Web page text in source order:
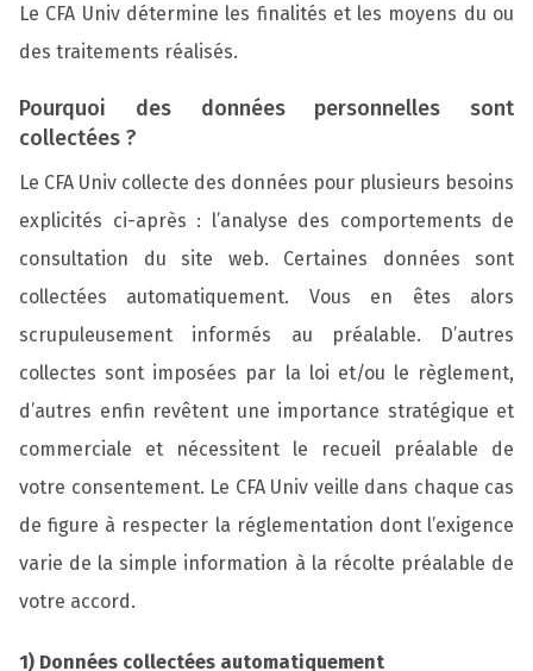
Le CFA Univ détermine les finalités et les moyens du ou
des traitements réalisés.
Pourquoi des données personnelles sont
collectées ?
Le CFA Univ collecte des données pour plusieurs besoins
explicités ci-après : l’analyse des comportements de
consultation du site web. Certaines données sont
collectées automatiquement. Vous en êtes alors
scrupuleusement informés au préalable. D’autres
collectes sont imposées par la loi et/ou le règlement,
d’autres enfin revêtent une importance stratégique et
commerciale et nécessitent le recueil préalable de
votre consentement. Le CFA Univ veille dans chaque cas
de figure à respecter la réglementation dont l’exigence
varie de la simple information à la récolte préalable de
votre accord.
1) Données collectées automatiquement